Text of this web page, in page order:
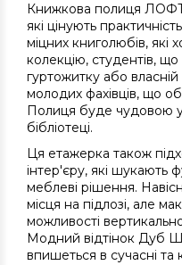
Книжкова полиця
які цінують
міцних книголюбів, які
колекцію, студентів, що
гуртожитку або
молодих фахівців, що
Полиця буде чудовою у
бібліотеці.
Ця етажерка також
інтер'єру, які шукають
меблеві рішення.
місця на підлозі, але
можливості
Модний відтінок Дуб
впишеться в сучасні та